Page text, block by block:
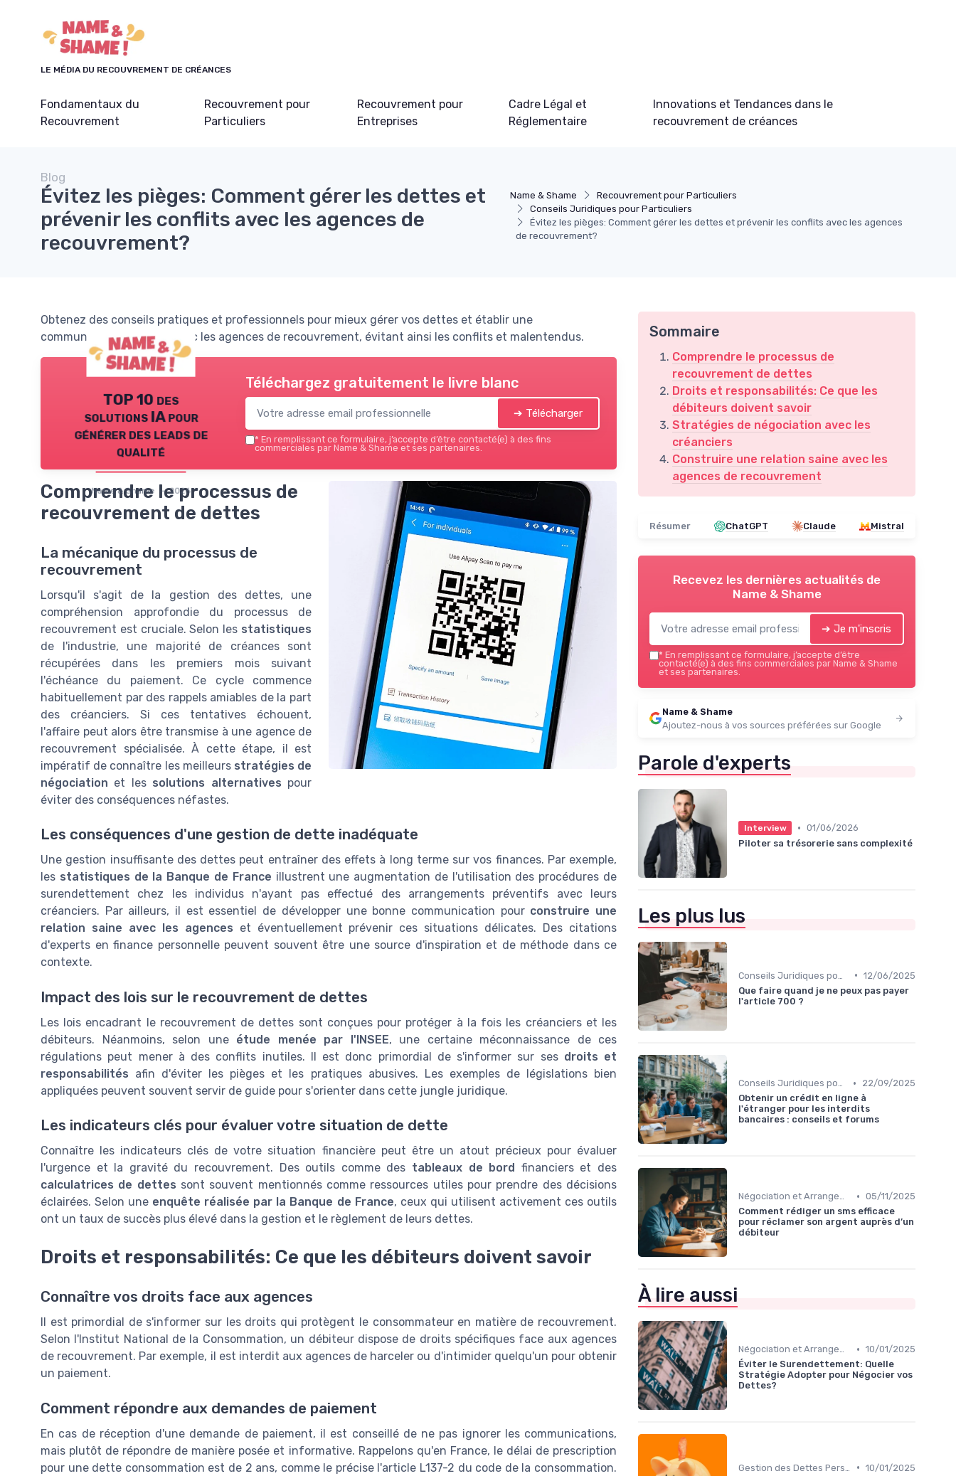
LE MÉDIA DU RECOUVREMENT DE CRÉANCES
Fondamentaux du
Recouvrement
Recouvrement pour
Particuliers
Recouvrement pour
Entreprises
Cadre Légal et
Réglementaire
Innovations et Tendances dans le
recouvrement de créances
Name & Shame
Recouvrement pour Particuliers
Conseils Juridiques pour Particuliers
Évitez les pièges: Comment gérer les dettes et prévenir les conflits avec les agences
de recouvrement?
Blog
Évitez les pièges: Comment gérer les dettes et
prévenir les conflits avec les agences de
recouvrement?
Obtenez des conseils pratiques et professionnels pour mieux gérer vos dettes et établir une
communication efficace avec les agences de recouvrement, évitant ainsi les conflits et malentendus.
TOP 10 des
solutions IA pour
générer des leads de
qualité
Name & Shame — 2026
Téléchargez gratuitement le livre blanc
➔ Télécharger
* En remplissant ce formulaire, j’accepte d’être contacté(e) à des fins
commerciales par Name & Shame et ses partenaires.
Comprendre le processus de
recouvrement de dettes
La mécanique du processus de
recouvrement
Lorsqu'il s'agit de la gestion des dettes, une
compréhension approfondie du processus de
recouvrement est cruciale. Selon les statistiques
de l'industrie, une majorité de créances sont
récupérées dans les premiers mois suivant
l'échéance du paiement. Ce cycle commence
habituellement par des rappels amiables de la part
des créanciers. Si ces tentatives échouent,
l'affaire peut alors être transmise à une agence de
recouvrement spécialisée. À cette étape, il est
impératif de connaître les meilleurs stratégies de
négociation et les solutions alternatives pour
éviter des conséquences néfastes.
Les conséquences d'une gestion de dette inadéquate
Une gestion insuffisante des dettes peut entraîner des effets à long terme sur vos finances. Par exemple,
les statistiques de la Banque de France illustrent une augmentation de l'utilisation des procédures de
surendettement chez les individus n'ayant pas effectué des arrangements préventifs avec leurs
créanciers. Par ailleurs, il est essentiel de développer une bonne communication pour construire une
relation saine avec les agences et éventuellement prévenir ces situations délicates. Des citations
d'experts en finance personnelle peuvent souvent être une source d'inspiration et de méthode dans ce
contexte.
Impact des lois sur le recouvrement de dettes
Les lois encadrant le recouvrement de dettes sont conçues pour protéger à la fois les créanciers et les
débiteurs. Néanmoins, selon une étude menée par l'INSEE, une certaine méconnaissance de ces
régulations peut mener à des conflits inutiles. Il est donc primordial de s'informer sur ses droits et
responsabilités afin d'éviter les pièges et les pratiques abusives. Les exemples de législations bien
appliquées peuvent souvent servir de guide pour s'orienter dans cette jungle juridique.
Les indicateurs clés pour évaluer votre situation de dette
Connaître les indicateurs clés de votre situation financière peut être un atout précieux pour évaluer
l'urgence et la gravité du recouvrement. Des outils comme des tableaux de bord financiers et des
calculatrices de dettes sont souvent mentionnés comme ressources utiles pour prendre des décisions
éclairées. Selon une enquête réalisée par la Banque de France, ceux qui utilisent activement ces outils
ont un taux de succès plus élevé dans la gestion et le règlement de leurs dettes.
Droits et responsabilités: Ce que les débiteurs doivent savoir
Connaître vos droits face aux agences
Il est primordial de s'informer sur les droits qui protègent le consommateur en matière de recouvrement.
Selon l'Institut National de la Consommation, un débiteur dispose de droits spécifiques face aux agences
de recouvrement. Par exemple, il est interdit aux agences de harceler ou d'intimider quelqu'un pour obtenir
un paiement.
Comment répondre aux demandes de paiement
En cas de réception d'une demande de paiement, il est conseillé de ne pas ignorer les communications,
mais plutôt de répondre de manière posée et informative. Rappelons qu'en France, le délai de prescription
pour une dette consommation est de 2 ans, comme le précise l'article L137-2 du code de la consommation.
Sommaire
Comprendre le processus de
recouvrement de dettes
Droits et responsabilités: Ce que les
débiteurs doivent savoir
Stratégies de négociation avec les
créanciers
Construire une relation saine avec les
agences de recouvrement
Résumer ChatGPT Claude Mistral
Recevez les dernières actualités de
Name & Shame
➔ Je m'inscris
* En remplissant ce formulaire, j’accepte d’être
contacté(e) à des fins commerciales par Name & Shame
et ses partenaires.
Name & Shame
Ajoutez-nous à vos sources préférées sur Google
Parole d'experts
Interview • 01/06/2026
Piloter sa trésorerie sans complexité
Les plus lus
• 12/06/2025
Que faire quand je ne peux pas payer
l'article 700 ?
Conseils Juridiques pour Particuliers •
22/09/2025
Obtenir un crédit en ligne à
l'étranger pour les interdits
bancaires : conseils et forums
Négociation et Arrangement de Paiement • 05/11/2025
Comment rédiger un sms efficace
pour réclamer son argent auprès d’un
débiteur
À lire aussi
Négociation et Arrangement de Paiement • 10/01/2025
Éviter le Surendettement: Quelle
Stratégie Adopter pour Négocier vos
Dettes?
• 10/01/2025